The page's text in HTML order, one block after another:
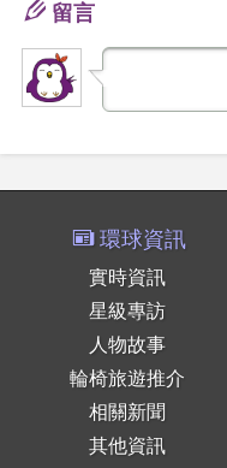
留言
環球資訊
實時資訊
星級專訪
人物故事
輪椅旅遊推介
相關新聞
其他資訊